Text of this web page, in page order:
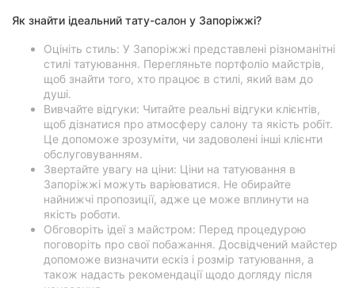
Як знайти ідеальний тату-салон у Запоріжжі?
Оцініть стиль: У Запоріжжі представлені різноманітні
стилі татуювання. Перегляньте портфоліо майстрів,
щоб знайти того, хто працює в стилі, який вам до
душі.
Вивчайте відгуки: Читайте реальні відгуки клієнтів,
щоб дізнатися про атмосферу салону та якість робіт.
Це допоможе зрозуміти, чи задоволені інші клієнти
обслуговуванням.
Звертайте увагу на ціни: Ціни на татуювання в
Запоріжжі можуть варіюватися. Не обирайте
найнижчі пропозиції, адже це може вплинути на
якість роботи.
Обговоріть ідеї з майстром: Перед процедурою
поговоріть про свої побажання. Досвідчений майстер
допоможе визначити ескіз і розмір татуювання, а
також надасть рекомендації щодо догляду після